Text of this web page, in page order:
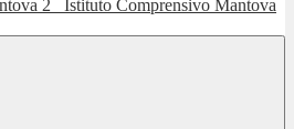
Istituto Comprensivo Mantova